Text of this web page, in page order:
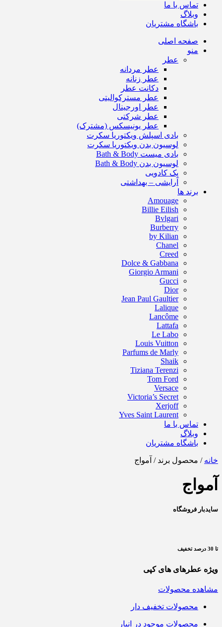
تماس با ما
وبلاگ
باشگاه مشتریان
صفحه اصلی
منو
عطر
عطر مردانه
عطر زنانه
دکانت عطر
عطر مسترکوالیتی
عطر اورجینال
عطر شرکتی
عطر یونیسکس (مشترک)
بادی اسپلش ویکتوریا سکرت
لوسیون بدن ویکتوریا سکرت
بادی میست Bath & Body
لوسیون بدن Bath & Body
پک کادویی
آرایشی – بهداشتی
برند ها
Amouage
Billie Eilish
Bvlgari
Burberry
by Kilian
Chanel
Creed
Dolce & Gabbana
Giorgio Armani
Gucci
Dior
Jean Paul Gaultier
Lalique
Lancôme
Lattafa
Le Labo
Louis Vuitton
Parfums de Marly
Shaik
Tiziana Terenzi
Tom Ford
Versace
Victoria’s Secret
Xerjoff
Yves Saint Laurent
تماس با ما
وبلاگ
باشگاه مشتریان
خانه / محصول برند / آمواج
آمواج
سایدبار فروشگاه
تا 30 درصد تخفیف
ویژه عطرهای های کپی
مشاهده محصولات
محصولات تخفیف دار
محصولات موجود در انبار